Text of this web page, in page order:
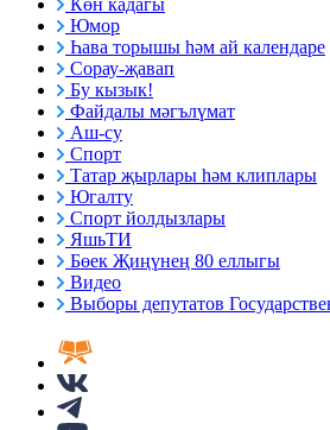
Көн кадагы
Юмор
Һава торышы һәм ай календаре
Сорау-җавап
Бу кызык!
Файдалы мәгълүмат
Аш-су
Спорт
Татар җырлары һәм клиплары
Югалту
Спорт йолдызлары
ЯшьТИ
Бөек Җиңүнең 80 еллыгы
Видео
Выборы депутатов